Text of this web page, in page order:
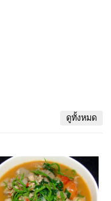
ดูทั้งหมด